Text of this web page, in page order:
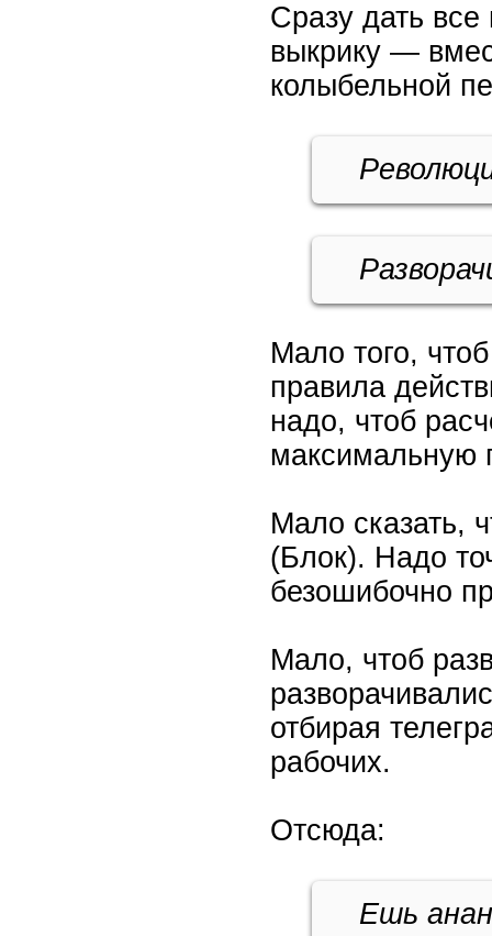
Сразу дать
выкрику —
колыбельной
Мало того,
правила
надо, чтоб
максимальную
Мало сказать,
(Блок). Надо
безошибочно
Мало, чтоб
отбирая
рабочих.
Отсюда:
Ешь